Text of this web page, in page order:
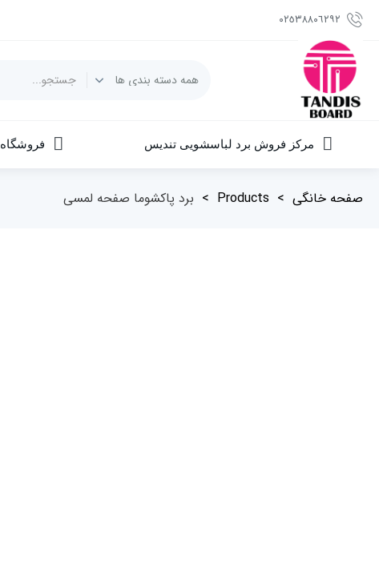
٠٢٥٣٨٨٠٦٢٩٢
مرکز فروش برد لباسشویی تندیس فروشگاه
صفحه خانگی >
Products
> برد پاکشوما صفحه لمسی